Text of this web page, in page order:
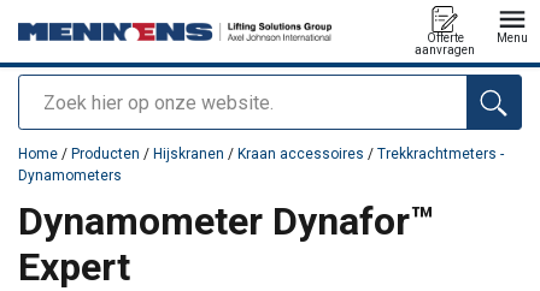
Zoeken
Offerte
aanvragen
Menu
toegevoegd aan uw offerte
Home / Producten / Hijskranen / Kraan accessoires / Trekkrachtmeters -
Dynamometers
Dynamometer Dynafor™
Expert